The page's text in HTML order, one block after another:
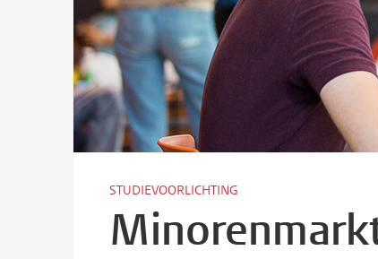
STUDIEVOORLICHTING